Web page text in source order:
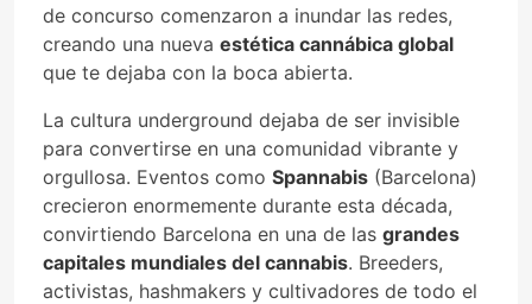
de concurso comenzaron a inundar las redes,
creando una nueva estética cannábica global
que te dejaba con la boca abierta.
La cultura underground dejaba de ser invisible
para convertirse en una comunidad vibrante y
orgullosa. Eventos como Spannabis (Barcelona)
crecieron enormemente durante esta década,
convirtiendo Barcelona en una de las grandes
capitales mundiales del cannabis. Breeders,
activistas, hashmakers y cultivadores de todo el